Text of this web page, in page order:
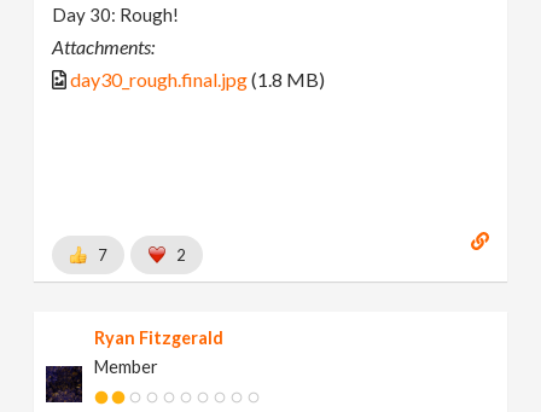
Day 30: Rough!
Attachments:
day30_rough.final.jpg(1.8 MB)
7 2
Ryan Fitzgerald
Member